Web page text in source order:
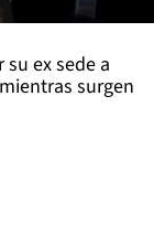
ex sede a
surgen